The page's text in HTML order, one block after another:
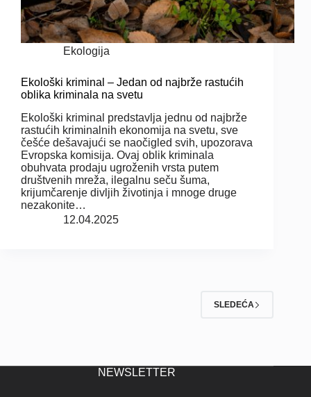
Ekologija
Ekološki kriminal – Jedan od najbrže rastućih
oblika kriminala na svetu
Ekološki kriminal predstavlja jednu od najbrže
rastućih kriminalnih ekonomija na svetu, sve
češće dešavajući se naočigled svih, upozorava
Evropska komisija. Ovaj oblik kriminala
obuhvata prodaju ugroženih vrsta putem
društvenih mreža, ilegalnu seču šuma,
krijumčarenje divljih životinja i mnoge druge
nezakonite…
12.04.2025
SLEDEĆA
NEWSLETTER